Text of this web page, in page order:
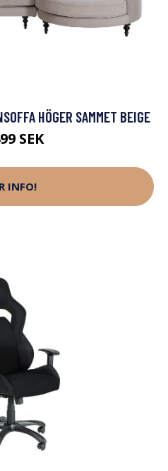
HÖGER SAMMET BEIGE
SEK
INFO!